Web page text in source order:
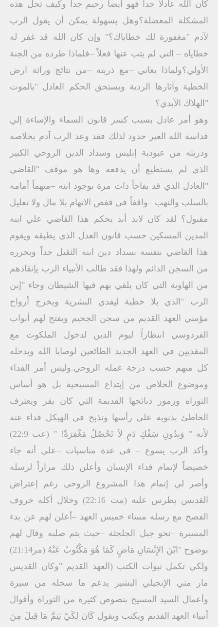
كان الله عادلاً جداً فهو أيضاً رحيم جداً وكيف تحل هذه
المشكلة المعضلة؟وهل بسهولة يمكن أن يقول الرب
لآدم "مغفورة لك خطاياك؟" وإن كان الله قد غفر له
خطاياه – التي لم يتب عنها فعلاً –فلماذا طرده من الجنة
الأولي؟ولماذا يعاني –مع ذريته –من نتائج وراثة ارض
الخطية وآثارها الردية ويستحق الحكم العادل "بالموت
"الهلاك الآبدي؟
وهو أمر عادل بسبب كسر قانون السماء والإساءة إلي
قداسة الله الغير حدود لذلك فقد وعد الرب آدم بخلاصه
وذريته من عبودية إبليس وسداد الدين الروحي الكبير
الذي لم يستطيع أن يدفعه وها هو موقف "القاضي
"العادل الذي قد يفاجأ ذات مرة بوجود ابنه –متهماً أمامه
بالسلب والنهب –واقفاً في قفص الاتهام بلا مال ولا تعليل
مقبول؟ لقد كان لابد أبد يحكم هذا القاضي علي ابنه
المدين المسكين حسب قانون العدل الذي يطبقه ويقوم
هذا القاضي بنفسه بسداد دين ابنه الثقيل جداً ويحرره
من السجن الدائم ولهذا فقد طالب الأنبياء الرب يإنقاذهم
من الهاوية التي كان يلقي بهم فيها الشيطان وجاء "إبن
الرب "الذي بلا خطية ليفدي البشرية ويخرج أرواح
مؤمني العهد القديم من سجن الجحيم ويفتح لهم أبواب
الفردوسي انتظاراً ليوم الدين لدخول الملكوت مع
المفديين في العهد الجديد الطائعين لوصايا الله ويدخله
كل منهم حسب درجة عمله الروحي.وليس أمر الفداء
وموضوع الخلاص من إبتداع المسيحية بل هو أساس
التوراه ورموز ذبائجها القديمة التي كان يقر ويعترف
الخاطئ بذنوبه علي رأسها وتذبح في الهيكل فداء عنه
لأنه " وَبِدُونِ سَفْكِ دَمٍ لاَ تَحْصُلُ مَغْفِرَةٌ! " (عب 22:9)
وأكد الرب يسوع – في عدة مناسبات –علي أنه جاء
خصيصاً لإتمام فداء الإنسان وأعلن ذلك مراراً لرسله
وأصر لي إتمام هذا المشروع الروحي رغم إعتراض
القديس بطرس عليه (مت 22:16) وخلال أكله خروف
الفصح مع رسله مساء خميس العهد –أعلن لهم عن بدء
المسيرة –نحو جبل الجلجثة –حيث يتم صلبه وقال لهم
بوضوح "ابْنَ الإِنْسَانِ مَاضٍ كَمَا هُوَ مَكْتُوبٌ عَنْهُ (مر21:14)
ولكي تكمل نبوات الكتب (العهد القديم "وكان القديس
مار متي الإنجيلي البشير يدعم ما سجله من سيرة
وأعمال السيد المسيح بنصوص كثيرة من التوراة وأقوال
أنبياء العهد القديم ويكتب ويقول كَانَ لِكَيْ يَتِمَّ مَا قِيلَ مِنَ